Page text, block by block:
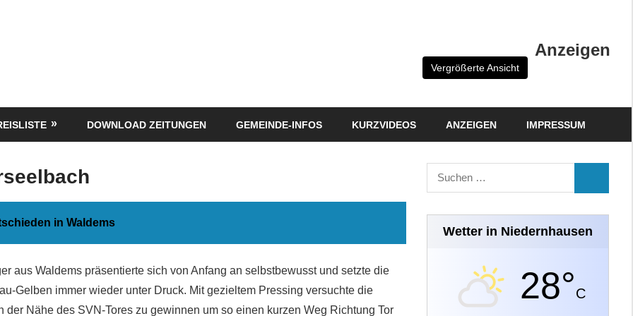
Anzeigen
Vergrößerte Ansicht
DOWNLOAD ZEITUNGEN GEMEINDE-INFOS KURZVIDEOS ANZEIGEN IMPRESSUM
in Waldems
aus Waldems präsentierte sich von Anfang an selbstbewusst und setzte die
Gelben immer wieder unter Druck. Mit gezieltem Pressing versuchte die
der Nähe des SVN-Tores zu gewinnen um so einen kurzen Weg Richtung Tor
Suchen
nach:
Wetter in Niedernhausen
28°C